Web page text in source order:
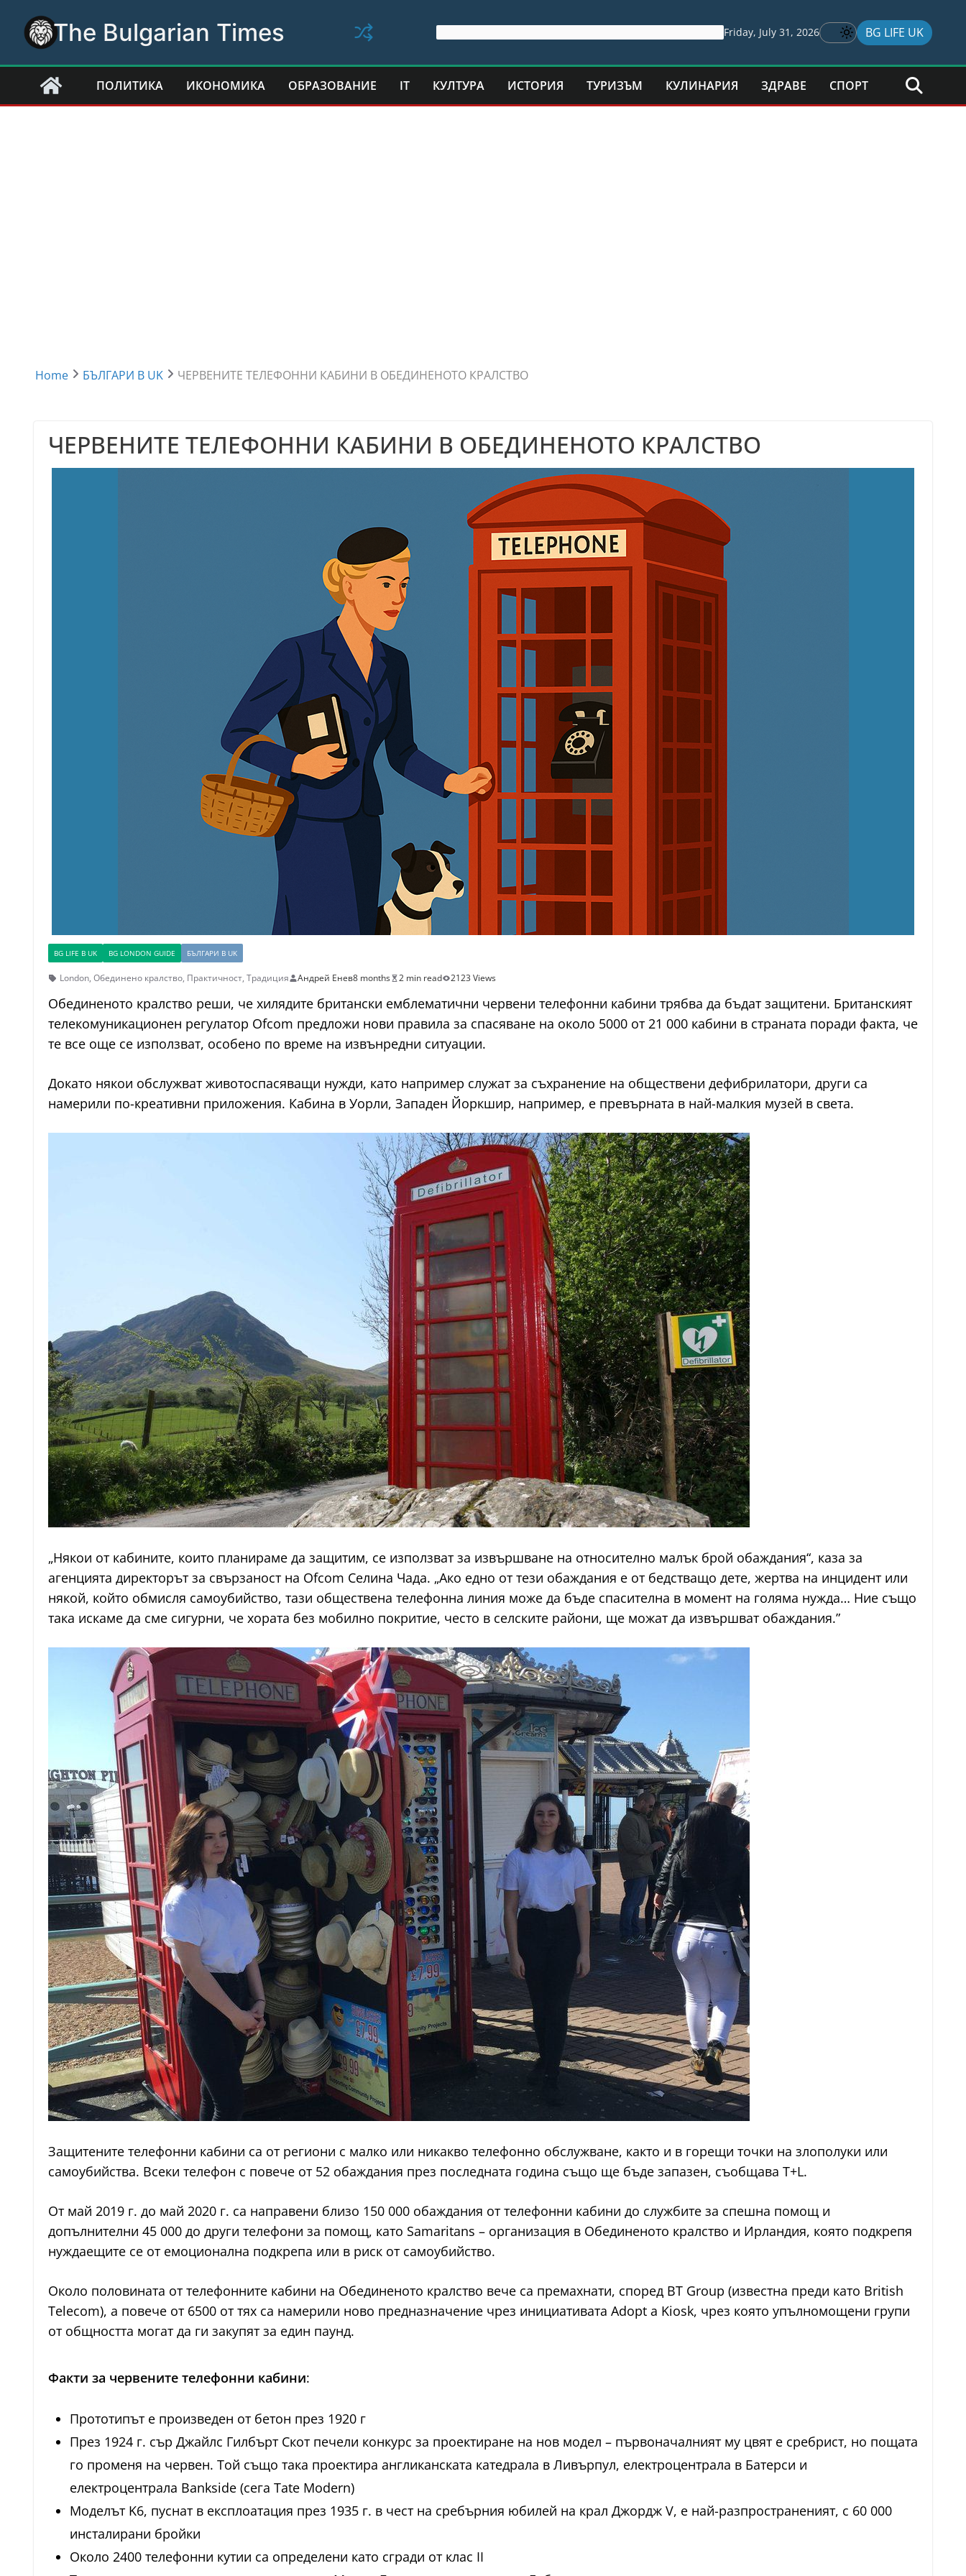
content
The Bulgarian Times Friday, July 31, 2026 BG LIFE UK
ПОЛИТИКА ИКОНОМИКА ОБРАЗОВАНИЕ IT КУЛТУРА ИСТОРИЯ ТУРИЗЪМ КУЛИНАРИЯ ЗДРАВЕ СПОРТ
Home БЪЛГАРИ В UK ЧЕРВЕНИТЕ ТЕЛЕФОННИ КАБИНИ В ОБЕДИНЕНОТО КРАЛСТВО
ЧЕРВЕНИТЕ ТЕЛЕФОННИ КАБИНИ В ОБЕДИНЕНОТО КРАЛСТВО
BG LIFE В UK BG LONDON GUIDE БЪЛГАРИ В UK
London, Обединено кралство, Практичност, Традиция Андрей Енев8 months 2 min read 2123 Views
Обединеното кралство реши, че хилядите британски емблематични червени телефонни кабини трябва да бъдат защитени. Британският
телекомуникационен регулатор Ofcom предложи нови правила за спасяване на около 5000 от 21 000 кабини в страната поради факта, че
те все още се използват, особено по време на извънредни ситуации.
Докато някои обслужват животоспасяващи нужди, като например служат за съхранение на обществени дефибрилатори, други са
намерили по-креативни приложения. Кабина в Уорли, Западен Йоркшир, например, е превърната в най-малкия музей в света.
„Някои от кабините, които планираме да защитим, се използват за извършване на относително малък брой обаждания“, каза за
агенцията директорът за свързаност на Ofcom Селина Чада. „Ако едно от тези обаждания е от бедстващо дете, жертва на инцидент или
някой, който обмисля самоубийство, тази обществена телефонна линия може да бъде спасителна в момент на голяма нужда… Ние също
така искаме да сме сигурни, че хората без мобилно покритие, често в селските райони, ще можат да извършват обаждания.”
Защитените телефонни кабини са от региони с малко или никакво телефонно обслужване, както и в горещи точки на злополуки или
самоубийства. Всеки телефон с повече от 52 обаждания през последната година също ще бъде запазен, съобщава T+L.
От май 2019 г. до май 2020 г. са направени близо 150 000 обаждания от телефонни кабини до службите за спешна помощ и
допълнителни 45 000 до други телефони за помощ, като Samaritans – организация в Обединеното кралство и Ирландия, която подкрепя
нуждаещите се от емоционална подкрепа или в риск от самоубийство.
Около половината от телефонните кабини на Обединеното кралство вече са премахнати, според BT Group (известна преди като British
Telecom), а повече от 6500 от тях са намерили ново предназначение чрез инициативата Adopt a Kiosk, чрез която упълномощени групи
от общността могат да ги закупят за един паунд.
Факти за червените телефонни кабини:
Прототипът е произведен от бетон през 1920 г
През 1924 г. сър Джайлс Гилбърт Скот печели конкурс за проектиране на нов модел – първоначалният му цвят е сребрист, но пощата
го променя на червен. Той също така проектира англиканската катедрала в Ливърпул, електроцентрала в Батерси и
електроцентрала Bankside (сега Tate Modern)
Моделът K6, пуснат в експлоатация през 1935 г. в чест на сребърния юбилей на крал Джордж V, е най-разпространеният, с 60 000
инсталирани бройки
Около 2400 телефонни кутии са определени като сгради от клас II